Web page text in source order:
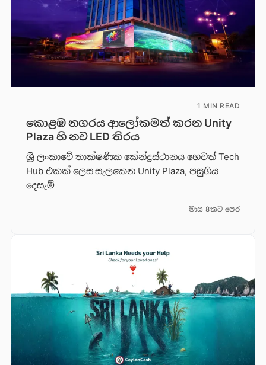
1 MIN READ
කොළඹ නගරය ආලෝකමත් කරන Unity
Plaza හි නව LED තිරය
ශ්‍රී ලංකාවේ තාක්ෂණික කේන්ද්‍රස්ථානය හෙවත් Tech
Hub එකක් ලෙස සැලකෙන Unity Plaza, පසුගිය
දෙසැම්
මාස 8කට පෙර